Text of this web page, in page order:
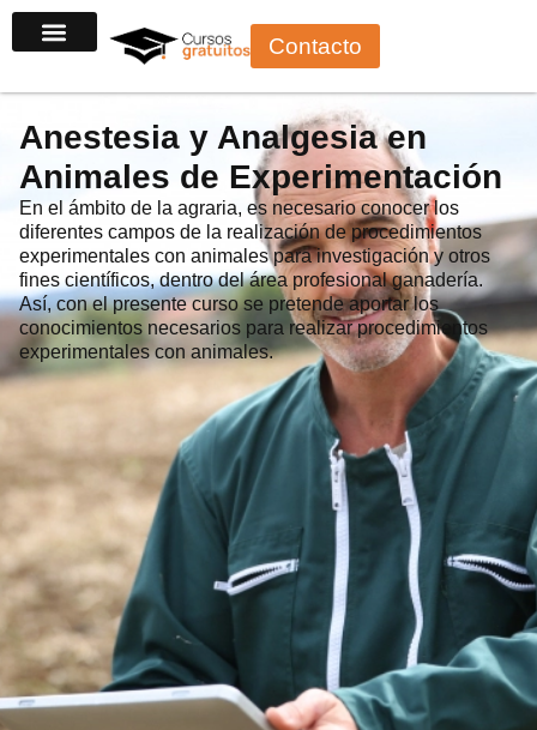
al
Contacto
Anestesia y Analgesia en
Animales de Experimentación
En el ámbito de la agraria, es necesario conocer los
diferentes campos de la realización de procedimientos
experimentales con animales para investigación y otros
fines científicos, dentro del área profesional ganadería.
Así, con el presente curso se pretende aportar los
conocimientos necesarios para realizar procedimientos
experimentales con animales.